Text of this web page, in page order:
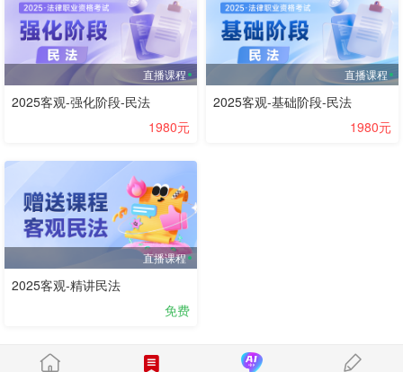
直播课程
2025客观-强化阶段-民法
1980元
直播课程
2025客观-基础阶段-民法
1980元
直播课程
2025客观-精讲民法
免费